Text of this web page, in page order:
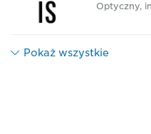
Optyczny,
Pokaż wszystkie